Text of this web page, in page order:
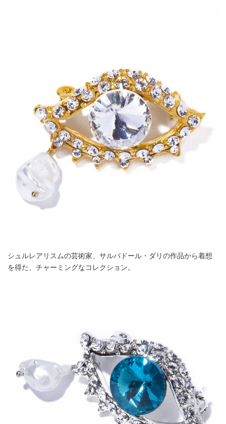
シュルレアリスムの芸術家、サルバドール・ダリの作品から着想
を得た、チャーミングなコレクション。